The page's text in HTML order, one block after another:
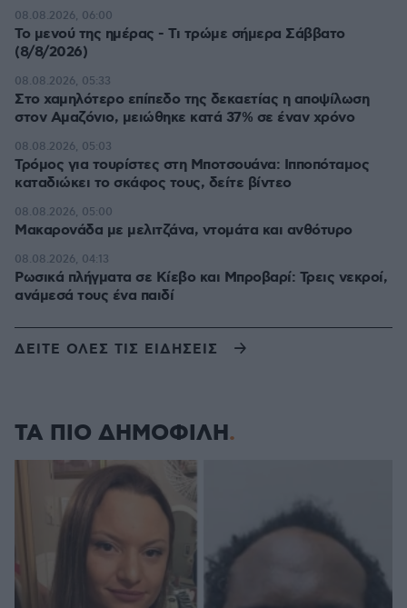
Το μενού της ημέρας - Τι τρώμε σήμερα Σάββατο
(8/8/2026)
08.08.2026, 06:00
Στο χαμηλότερο επίπεδο της δεκαετίας η αποψίλωση
στον Αμαζόνιο, μειώθηκε κατά 37% σε έναν χρόνο
08.08.2026, 05:33
Τρόμος για τουρίστες στη Μποτσουάνα: Ιπποπόταμος
καταδιώκει το σκάφος τους, δείτε βίντεο
08.08.2026, 05:03
Μακαρονάδα με μελιτζάνα, ντομάτα και ανθότυρο
08.08.2026, 05:00
Ρωσικά πλήγματα σε Κίεβο και Μπροβαρί: Τρεις νεκροί,
ανάμεσά τους ένα παιδί
08.08.2026, 04:13
ΔΕΙΤΕ ΟΛΕΣ ΤΙΣ ΕΙΔΗΣΕΙΣ
ΤΑ ΠΙΟ ΔΗΜΟΦΙΛΗ